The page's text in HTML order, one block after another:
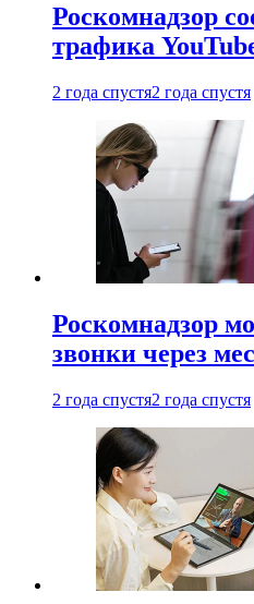
Роскомнадзор
трафика
2 года спустя2 года спустя
Роскомнадзор
звонки через
2 года спустя2 года спустя